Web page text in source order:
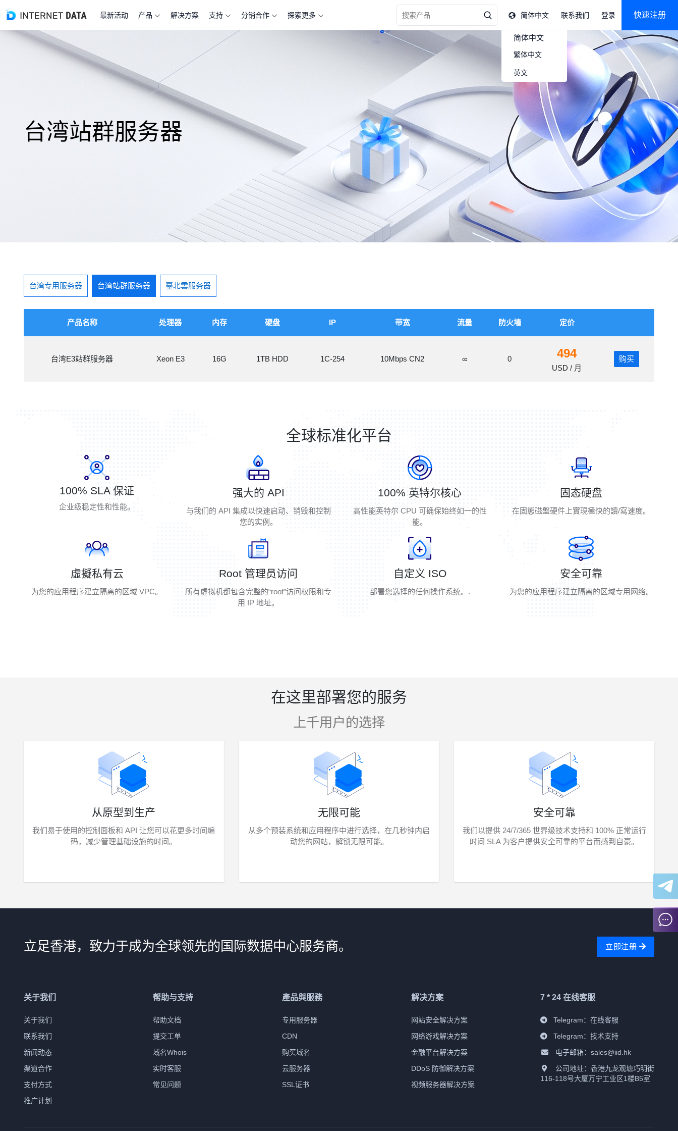
最新活动 产品 解决方案 支持 分销合作 探索更多
查看更多关于 “” 的产品信息
简体中文
简体中文
繁体中文
英文
联系我们 登录 快速注册
台湾站群服务器
台湾专用服务器 台湾站群服务器 臺北雲服务器
产品名称 处理器 内存 硬盘 IP 带宽 流量 防火墙 定价
台湾E3站群服务器 Xeon E3 16G 1TB HDD 1C-254 10Mbps CN2 ∞ 0 494
USD / 月
购买
全球标准化平台
100% SLA 保证
企业级稳定性和性能。
强大的 API
与我们的 API 集成以快速启动、销毁和控制
您的实例。
100% 英特尔核心
高性能英特尔 CPU 可确保始终如一的性
能。
固态硬盘
在固態磁盤硬件上實現極快的讀/寫速度。
虛擬私有云
为您的应用程序建立隔离的区域 VPC。
Root 管理员访问
所有虚拟机都包含完整的“root”访问权限和专
用 IP 地址。
自定义 ISO
部署您选择的任何操作系统。.
安全可靠
为您的应用程序建立隔离的区域专用网络。
在这里部署您的服务
上千用户的选择
从原型到生产
我们易于使用的控制面板和 API 让您可以花更多时间编
码，减少管理基础设施的时间。
无限可能
从多个预装系统和应用程序中进行选择，在几秒钟内启
动您的网站，解锁无限可能。
安全可靠
我们以提供 24/7/365 世界级技术支持和 100% 正常运行
时间 SLA 为客户提供安全可靠的平台而感到自豪。
立足香港，致力于成为全球领先的国际数据中心服务商。 立即注册
关于我们
关于我们
联系我们
新闻动态
渠道合作
支付方式
推广计划
帮助与支持
帮助文档
提交工单
域名Whois
实时客服
常见问题
產品與服務
专用服务器
CDN
购买域名
云服务器
SSL证书
解决方案
网站安全解决方案
网络游戏解决方案
金融平台解决方案
DDoS 防御解决方案
视频服务器解决方案
7 * 24 在线客服
Telegram： 在线客服
Telegram： 技术支持
电子邮箱：sales@iid.hk
公司地址：香港九龙观塘巧明街
116-118号大厦万宁工业区1楼B5室